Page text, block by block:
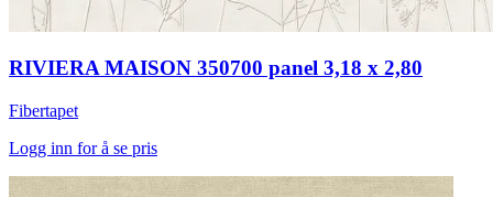
RIVIERA MAISON 350700 panel 3,18 x 2,80
Fibertapet
Logg inn for å se pris